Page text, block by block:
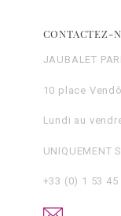
CONTACTEZ-
JAUBALET
10 place
Lundi au
UNIQUEMENT
+33 (0) 1 53 45